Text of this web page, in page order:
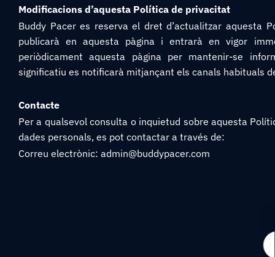
Modificacions d’aquesta Política de privacitat
Buddy Pacer es reserva el dret d’actualitzar aquesta
publicarà en aquesta pàgina i entrarà en vigor
periòdicament aquesta pàgina per mantenir-se
significatiu es notificarà mitjançant els canals habituals
Contacte
Per a qualsevol consulta o inquietud sobre aquesta
dades personals, es pot contactar a través de:
Correu electrònic: admin@buddypacer.com